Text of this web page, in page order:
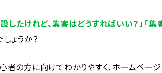
したけれど、集客はどうすればいい？」「
ょうか？
者の方に向けてわかりやすく、ホームペー